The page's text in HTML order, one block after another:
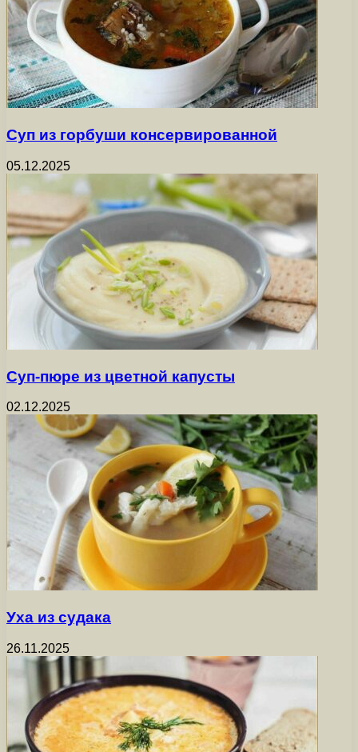
Суп из горбуши консервированной
05.12.2025
Суп-пюре из цветной капусты
02.12.2025
Уха из судака
26.11.2025